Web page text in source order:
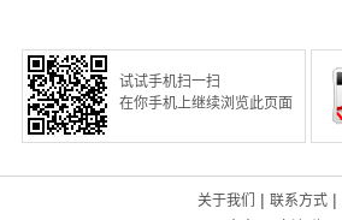
试试手机扫一扫
在你手机上继续浏览此页面
关于我们 | 联系方式|